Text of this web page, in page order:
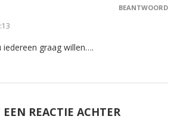
graag willen….
BEANTWOORD
EEN REACTIE ACHTER